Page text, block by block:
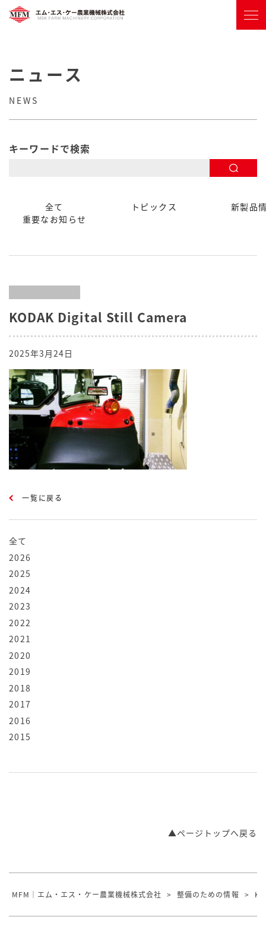
ニュース
NEWS
キーワードで検索
全て トピックス
新製品
重要なお知らせ
全て
2026
2025
2024
2023
2022
2021
2020
2019
2018
2017
2016
2015
KODAK Digital Still Camera
2025年3月24日
一覧に戻る
▲ページトップへ戻る
MFM｜エム・エス・ケー農業機械株式会社 > 整備のための情報 >